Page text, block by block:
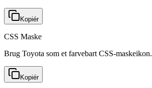
Kopiér
CSS Maske
Brug Toyota som et farvebart CSS-maskeikon.
Kopiér